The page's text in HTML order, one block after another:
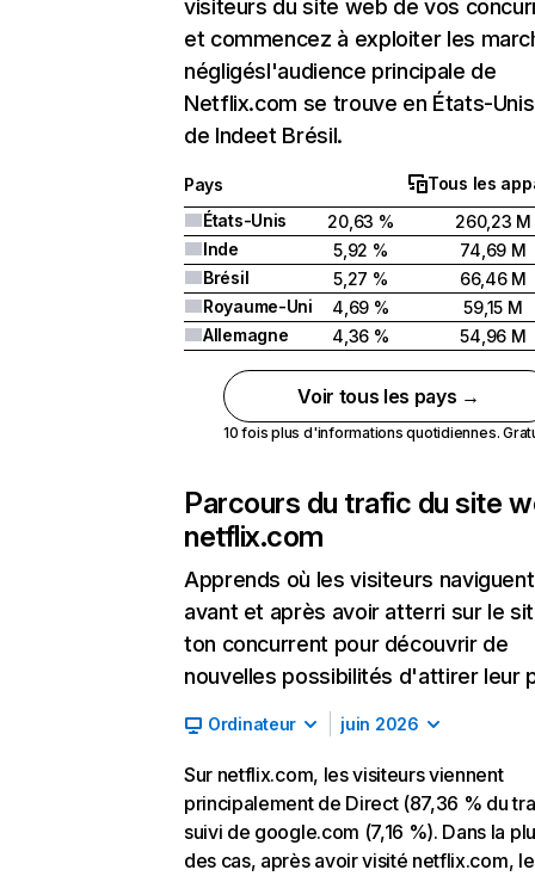
visiteurs du site web de vos
et commencez à exploiter les
négligésl'audience principale de
Netflix.com se trouve en États-
de Indeet Brésil.
Pays
Tous les
États-Unis
20,63 %
260,23 M
Inde
5,92 %
74,69 M
Brésil
5,27 %
66,46 M
Royaume-Uni
4,69 %
59,15 M
Allemagne
4,36 % 54,96 M
Voir tous les pays →
10 fois plus d'informations quotidiennes.
Parcours du trafic du site
netflix.com
Apprends où les visiteurs naviguent
avant et après avoir atterri sur le
ton concurrent pour découvrir de
nouvelles possibilités d'attirer leur
Ordinateur juin 2026
Sur netflix.com, les visiteurs viennent
principalement de Direct (87,36 % du
suivi de google.com (7,16 %). Dans la
des cas, après avoir visité netflix.com,